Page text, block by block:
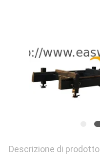
Descrizione di prodotto